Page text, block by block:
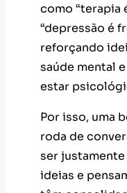
como “terapia
“depressão é
reforçando
saúde mental
estar
Por isso, uma
roda de
ser
ideias e